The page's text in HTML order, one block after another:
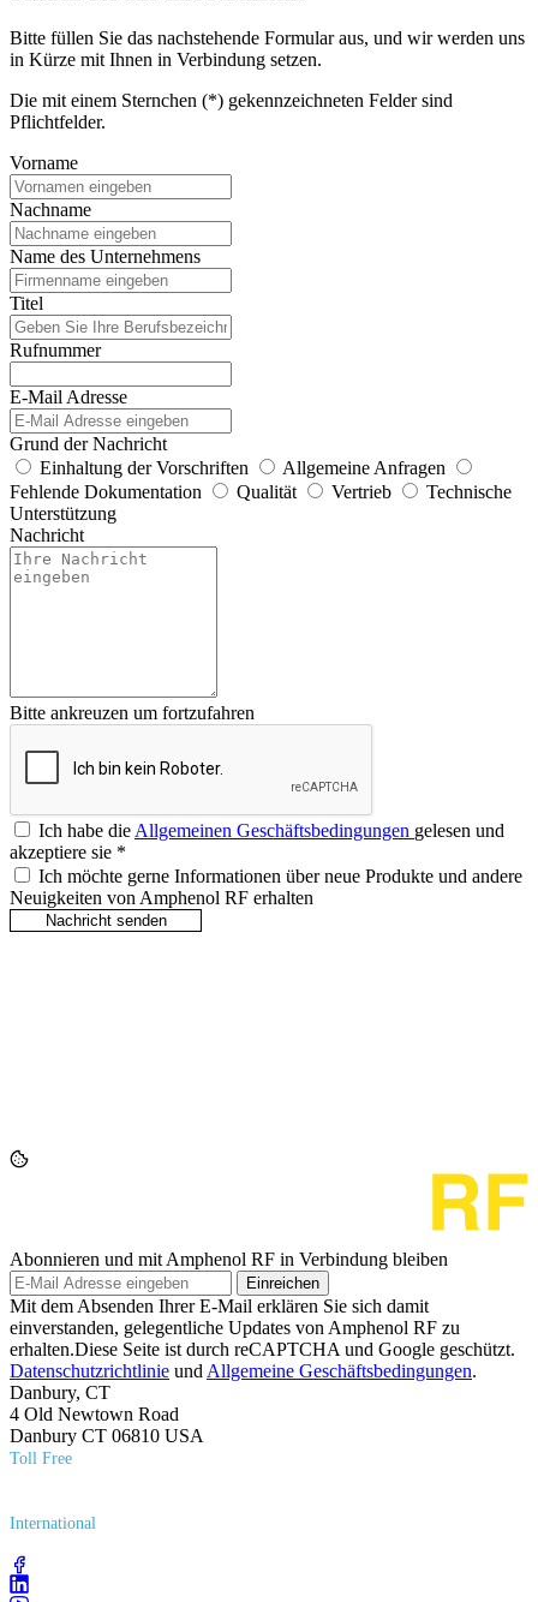
Bitte füllen Sie das nachstehende Formular aus, und wir werden uns
in Kürze mit Ihnen in Verbindung setzen.
Die mit einem Sternchen (*) gekennzeichneten Felder sind
Pflichtfelder.
Vorname
Nachname
Name des Unternehmens
Titel
Rufnummer
E-Mail Adresse
Grund der Nachricht
Einhaltung der Vorschriften
Allgemeine Anfragen
Fehlende Dokumentation
Qualität Vertrieb
Technische
Unterstützung
Nachricht
Bitte ankreuzen um fortzufahren
Ich habe dieAllgemeinen Geschäftsbedingungen gelesen und
akzeptiere sie *
Ich möchte gerne Informationen über neue Produkte und andere
Neuigkeiten von Amphenol RF erhalten
Abonnieren und mit Amphenol RF in Verbindung bleiben
Einreichen
Mit dem Absenden Ihrer E-Mail erklären Sie sich damit
einverstanden, gelegentliche Updates von Amphenol RF zu
erhalten.Diese Seite ist durch reCAPTCHA und Google geschützt.
Datenschutzrichtlinie und Allgemeine Geschäftsbedingungen.
Danbury, CT
4 Old Newtown Road
Danbury CT 06810 USA
Toll Free
International